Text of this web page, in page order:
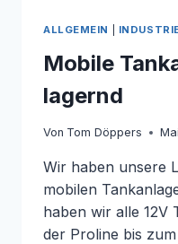
ALLGEMEIN
Mobile
lagernd
Von Tom Döppers
Wir haben unsere
mobilen
haben wir alle 12V
der Proline bis